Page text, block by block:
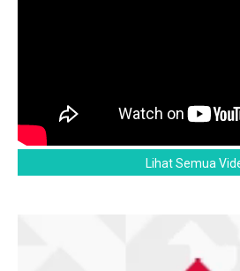
Lihat Semua